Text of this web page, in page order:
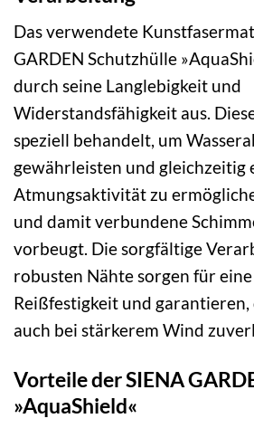
Das verwendete
GARDEN Schutzhülle
durch seine Langlebigkeit und
Widerstandsfähigkeit aus.
speziell behandelt, um
gewährleisten und gleichzeitig
Atmungsaktivität zu
und damit verbundene
vorbeugt. Die sorgfältige
robusten Nähte sorgen für
Reißfestigkeit und garantieren,
auch bei stärkerem Wind
Vorteile der SIENA
»AquaShield«